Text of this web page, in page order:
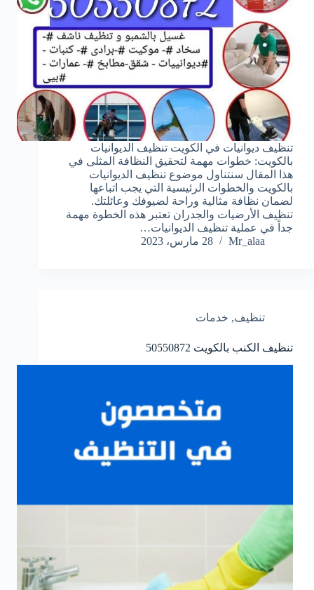
تنظيف ديوانيات في الكويت تنظيف الديوانيات
بالكويت: خطوات مهمة لتحقيق النظافة المثلى في
هذا المقال سنتناول موضوع تنظيف الديوانيات
بالكويت والخطوات الرئيسية التي يجب اتباعها
لضمان نظافة مثالية وراحة لضيوفك وعائلتك.
تنظيف الأرضيات والجدران تعتبر هذه الخطوة مهمة
جداً في عملية تنظيف الديوانيات…
Mr_alaa
28 مارس، 2023
تنظيف, خدمات
تنظيف الكنب بالكويت 50550872